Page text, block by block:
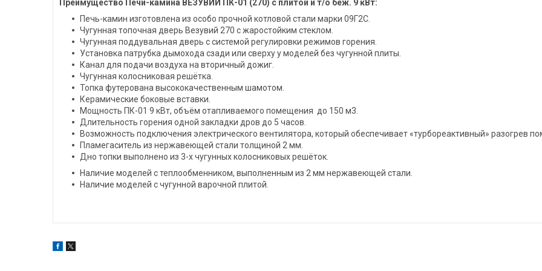
Преимущество Печи-камина ВЕЗУВИЙ ПК-01 (270) с плитой и т/о беж. 9 кВт:
Печь-камин изготовлена из особо прочной котловой стали марки 09Г2С.
Чугунная топочная дверь Везувий 270 с жаростойким стеклом.
Чугунная поддувальная дверь с системой регулировки режимов горения.
Установка патрубка дымохода сзади или сверху у моделей без чугунной плиты.
Канал для подачи воздуха на вторичный дожиг.
Чугунная колосниковая решётка.
Топка футерована высококачественным шамотом.
Керамические боковые вставки.
Мощность ПК-01 9 кВт, объём отапливаемого помещения до 150 м3.
Длительность горения одной закладки дров до 5 часов.
Возможность подключения электрического вентилятора, который обеспечивает «турбореактивный» разогрев
Пламегаситель из нержавеющей стали толщиной 2 мм.
Дно топки выполнено из 3-х чугунных колосниковых решёток.
Наличие моделей с теплообменником, выполненным из 2 мм нержавеющей стали.
Наличие моделей с чугунной варочной плитой.